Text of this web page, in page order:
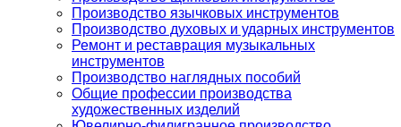
Производство язычковых инструментов
Производство духовых и ударных инструментов
Ремонт и реставрация музыкальных
инструментов
Производство наглядных пособий
Общие профессии производства
художественных изделий